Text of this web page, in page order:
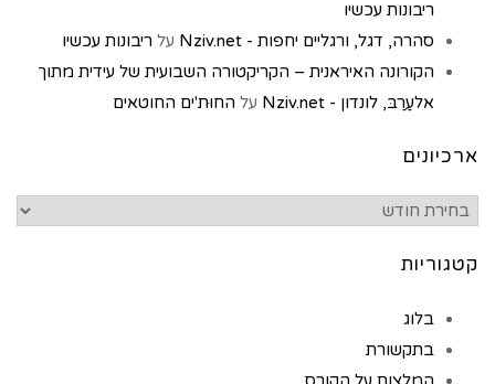
ריבונות עכשיו
סהרה, דגל, ורגליים יחפות - Nziv.net
על ריבונות עכשיו
הקורונה האיראנית – הקריקטורה השבועית של עידית מתוך
אלעַרַבּ, לונדון - Nziv.net
על החוּת'ים החוטאים
ארכיונים
קטגוריות
בלוג
בתקשורת